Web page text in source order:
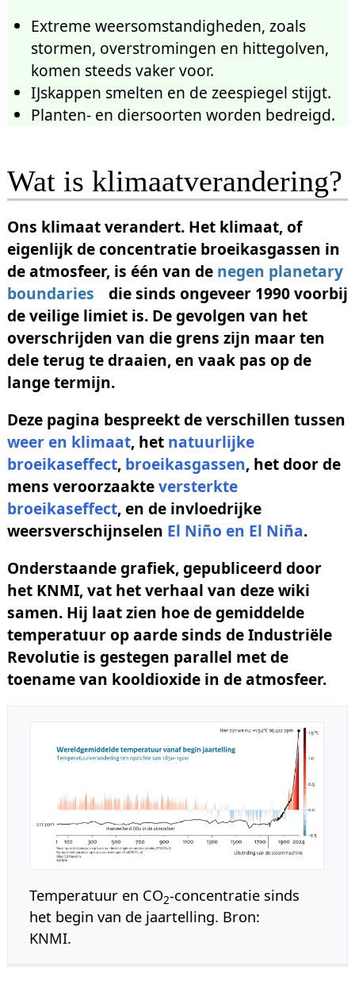
7.8.1 Opwarming bedreigt de
ocean sink
7.9 Verdieping:Levensduur van CO
in de atmosfeer
7.10 Verdieping:Basislijn ‘Parijs’
bij?
7.12
Verdieping:Methaan, krachtig
7.13 Verdieping: Lachgas
7.14 Verdieping:Vulkanen
7.15 Verdieping:Fossiele koolstof
herkennen
7.16 Verdieping:Energiebalans
Extreme weersomstandigheden, zoals
stormen, overstromingen en hittegolven,
komen steeds vaker voor.
IJskappen smelten en de zeespiegel stijgt.
Planten- en diersoorten worden bedreigd.
Wat is klimaatverandering?
Ons klimaat verandert. Het klimaat, of
eigenlijk de concentratie broeikasgassen in
de atmosfeer, is één van de negen planetary
boundaries
die sinds ongeveer 1990 voorbij
de veilige limiet is. De gevolgen van het
overschrijden van die grens zijn maar ten
dele terug te draaien, en vaak pas op de
lange termijn.
Deze pagina bespreekt de verschillen tussen
weer en klimaat, het natuurlijke
broeikaseffect, broeikasgassen, het door de
mens veroorzaakteversterkte
broeikaseffect, en de invloedrijke
weersverschijnselen El Niño en El Niña.
Onderstaande grafiek, gepubliceerd door
het KNMI, vat het verhaal van deze wiki
samen. Hij laat zien hoe de gemiddelde
temperatuur op aarde sinds de Industriële
Revolutie is gestegen parallel met de
toename van kooldioxide in de atmosfeer.
Temperatuur en CO2-concentratie sinds
het begin van de jaartelling. Bron:
KNMI.